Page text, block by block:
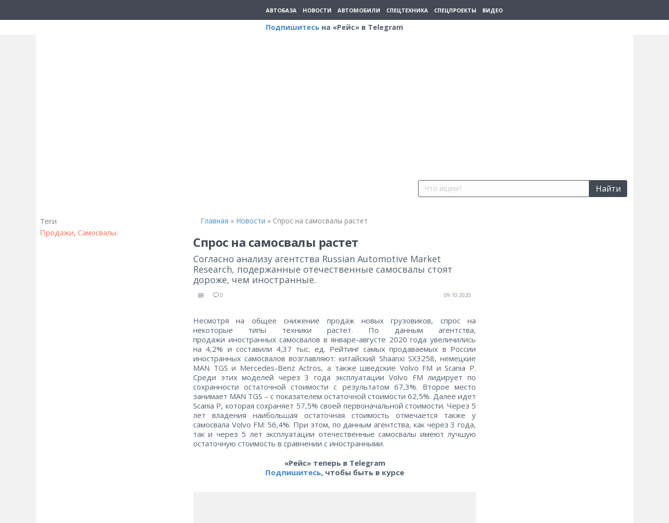
АВТОБАЗА НОВОСТИ АВТОМОБИЛИ СПЕЦТЕХНИКА СПЕЦПРОЕКТЫ ВИДЕО
Подпишитесь на «Рейс» в Telegram
Найти
Теги
Продажи, Самосвалы.
Главная » Новости » Спрос на самосвалы растет
Спрос на самосвалы растет
Согласно анализу агентства Russian Automotive Market
Research, подержанные отечественные самосвалы стоят
дороже, чем иностранные.
0 09.10.2020
Несмотря на общее снижение продаж новых грузовиков, спрос на
некоторые типы техники растет. По данным агентства,
продажи иностранных самосвалов в январе-августе 2020 года увеличились
на 4,2% и составили 4,37 тыс. ед. Рейтинг самых продаваемых в России
иностранных самосвалов возглавляют: китайский Shaanxi SX3258, немецкие
MAN TGS и Mercedes-Benz Actros, а также шведские Volvo FM и Scania P.
Среди этих моделей через 3 года эксплуатации Volvo FM лидирует по
сохранности остаточной стоимости с результатом 67,3%. Второе место
занимает MAN TGS – с показателем остаточной стоимости 62,5%. Далее идет
Scania P, которая сохраняет 57,5% своей первоначальной стоимости. Через 5
лет владения наибольшая остаточная стоимость отмечается также у
самосвала Volvo FM: 56,4%. При этом, по данным агентства, как через 3 года,
так и через 5 лет эксплуатации отечественные самосвалы имеют лучшую
остаточную стоимость в сравнении с иностранными.
«Рейс» теперь в Telegram
Подпишитесь, чтобы быть в курсе